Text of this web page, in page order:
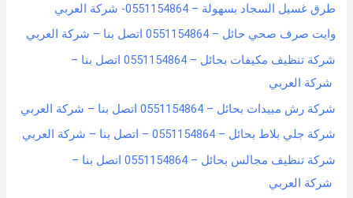
طرق غسيل السجاد بسهولة – 0551154864- شركة العربي
وايت صرف صحي حائل – 0551154864 اتصل بنا – شركة العربي
شركة تنظيف مكيفات بحائل – 0551154864 اتصل بنا –
شركة العربي
شركة رش مبيدات بحائل – 0551154864 اتصل بنا – شركة العربي
شركة جلي بلاط بحائل – 0551154864 – اتصل بنا – شركة العربي
شركة تنظيف مجالس بحائل – 0551154864 اتصل بنا –
شركة العربي